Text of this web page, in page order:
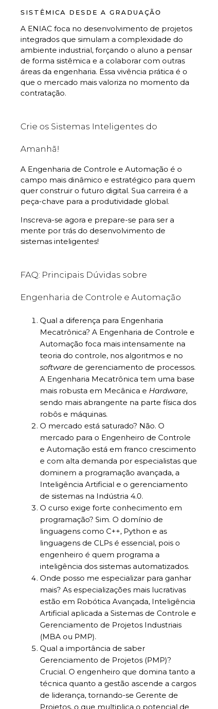
SISTÊMICA DESDE A GRADUAÇÃO
A ENIAC foca no desenvolvimento de projetos
integrados que simulam a complexidade do
ambiente industrial, forçando o aluno a pensar
de forma sistêmica e a colaborar com outras
áreas da engenharia. Essa vivência prática é o
que o mercado mais valoriza no momento da
contratação.
Crie os Sistemas Inteligentes do
Amanhã!
A Engenharia de Controle e Automação é o
campo mais dinâmico e estratégico para quem
quer construir o futuro digital. Sua carreira é a
peça-chave para a produtividade global.
Inscreva-se agora e prepare-se para ser a
mente por trás do desenvolvimento de
sistemas inteligentes!
FAQ: Principais Dúvidas sobre
Engenharia de Controle e Automação
Qual a diferença para Engenharia
Mecatrônica? A Engenharia de Controle e
Automação foca mais intensamente na
teoria do controle, nos algoritmos e no
software de gerenciamento de processos.
A Engenharia Mecatrônica tem uma base
mais robusta em Mecânica e Hardware,
sendo mais abrangente na parte física dos
robôs e máquinas.
O mercado está saturado? Não. O
mercado para o Engenheiro de Controle
e Automação está em franco crescimento
e com alta demanda por especialistas que
dominem a programação avançada, a
Inteligência Artificial e o gerenciamento
de sistemas na Indústria 4.0.
O curso exige forte conhecimento em
programação? Sim. O domínio de
linguagens como C++, Python e as
linguagens de CLPs é essencial, pois o
engenheiro é quem programa a
inteligência dos sistemas automatizados.
Onde posso me especializar para ganhar
mais? As especializações mais lucrativas
estão em Robótica Avançada, Inteligência
Artificial aplicada a Sistemas de Controle e
Gerenciamento de Projetos Industriais
(MBA ou PMP).
Qual a importância de saber
Gerenciamento de Projetos (PMP)?
Crucial. O engenheiro que domina tanto a
técnica quanto a gestão ascende a cargos
de liderança, tornando-se Gerente de
Projetos, o que multiplica o potencial de